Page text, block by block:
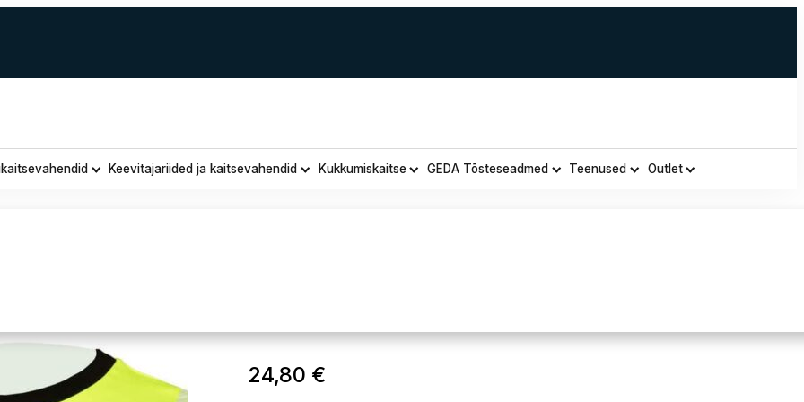
Keevitajariided ja kaitsevahendid Kukkumiskaitse GEDA Tõsteseadmed Teenused Outlet
24,80 €